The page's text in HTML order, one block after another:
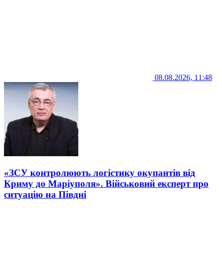
08.08.2026, 11:48
«ЗСУ контролюють логістику окупантів від
Криму до Маріуполя». Військовий експерт про
ситуацію на Півдні